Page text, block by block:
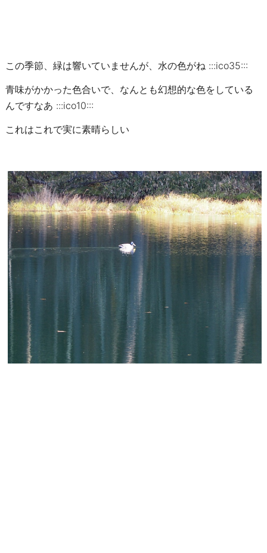
この季節、緑は響いていませんが、水の色がね :::ico35:::
青味がかかった色合いで、なんとも幻想的な色をしている
んですなあ :::ico10:::
これはこれで実に素晴らしい